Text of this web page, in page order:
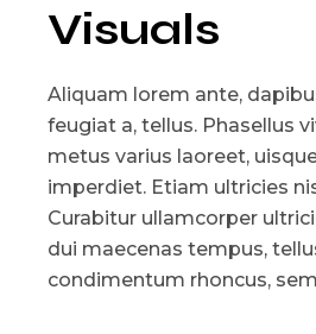
Visuals
Aliquam lorem ante,
feugiat a, tellus. Phasellus
metus varius laoreet,
imperdiet. Etiam ultricies
Curabitur ullamcorper
dui maecenas tempus,
condimentum rhoncus,